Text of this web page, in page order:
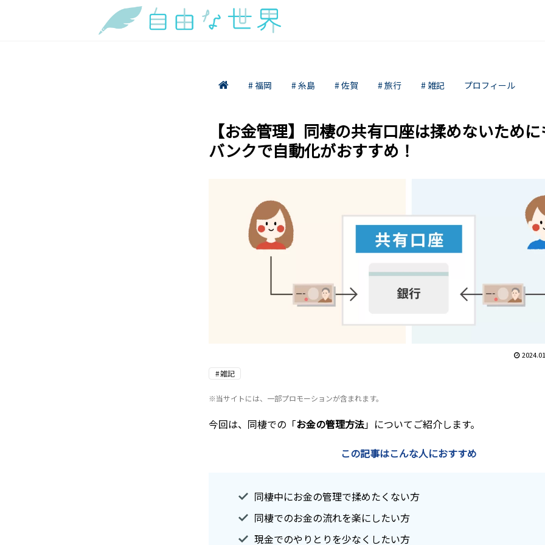
# 福岡 # 糸島 # 佐賀 # 旅行 # 雑記 プロフィール
【お金管理】同棲の共有口座は揉めないため
バンクで自動化がおすすめ！
雑記
※当サイトには、一部プロモーションが含まれます。
今回は、同棲での「お金の管理方法」についてご紹介します。
この記事はこんな人におすすめ
同棲中にお金の管理で揉めたくない方
同棲でのお金の流れを楽にしたい方
現金でのやりとりを少なくしたい方